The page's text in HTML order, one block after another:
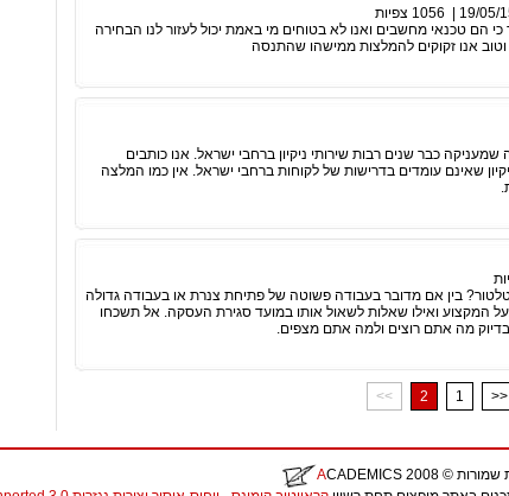
19/05/
1056 צפיות
הם טכנאי מחשבים ואנו לא בטוחים מי באמת יכול לעזור לנו הבחירה
אנו זקוקים להמלצות ממישהו שהתנסה
כבר שנים רבות שירותי ניקיון ברחבי ישראל. אנו כותבים
שאינם עומדים בדרישות של לקוחות ברחבי ישראל. אין כמו המלצה
בין אם מדובר בעבודה פשוטה של פתיחת צנרת או בעבודה גדולה
המקצוע ואילו שאלות לשאול אותו במועד סגירת העסקה. אל תשכחו
מה אתם רוצים ולמה אתם מצפים.
<< 2 1 >>
שמורות © 2008
ACADEMICS